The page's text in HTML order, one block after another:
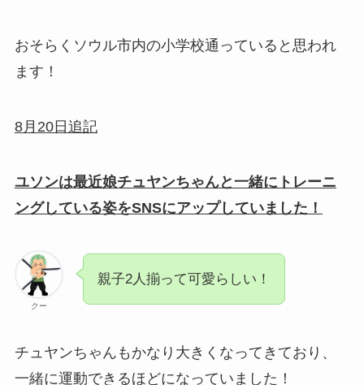
おそらくソウル市内の小学校通っていると思われ
ます！
8月20日追記
ユソンは最近娘チュヤンちゃんと一緒にトレーニ
ングしている姿をSNSにアップしていました！
クー
親子2人揃って可愛らしい！
チュヤンちゃんもかなり大きくなってきており、
一緒に運動できるほどになっていました！